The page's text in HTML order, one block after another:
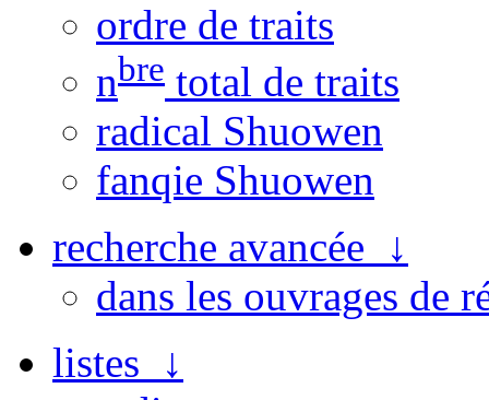
ordre de traits
nbre total de traits
radical Shuowen
fanqie Shuowen
recherche avancée ↓
dans les ouvrages de
listes ↓